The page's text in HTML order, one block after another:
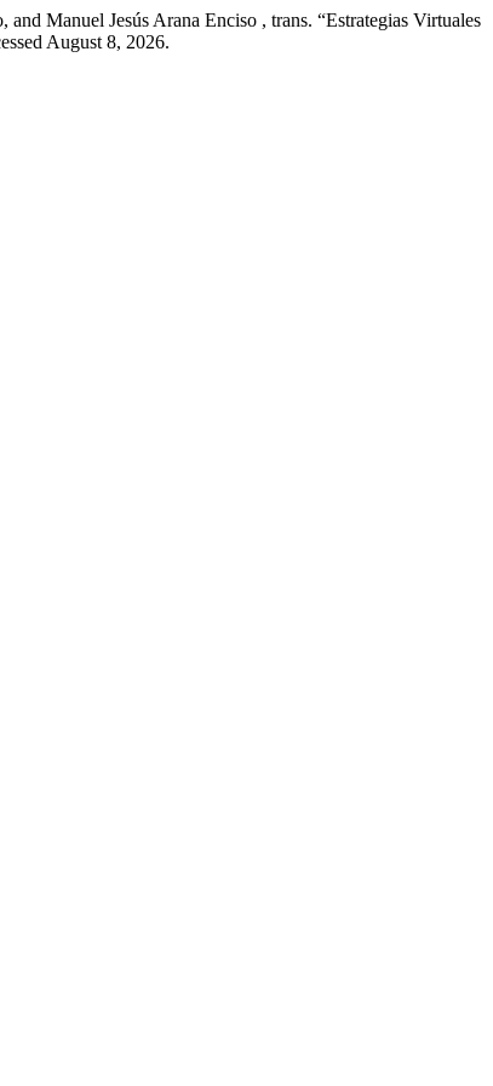
Manuel Jesús Arana Enciso , trans. “Estrategias Virtuales
August 8, 2026.